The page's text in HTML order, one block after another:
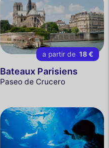
a partir de 18 €
Bateaux Parisiens
Paseo de Crucero